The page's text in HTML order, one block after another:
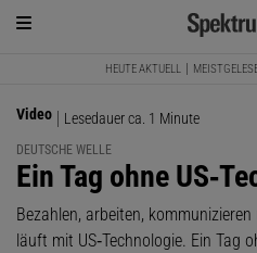
HEUTE AKTUELL
Video Lesedauer ca. 1 Minute
DEUTSCHE WELLE
:
Ein Tag ohne
Bezahlen, arbeiten,
läuft mit US‑Technologie. Ein Tag